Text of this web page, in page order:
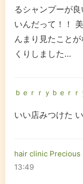
るシャンプーが
いんだって！！
んまり見たこと
くりしました…
ｂｅｒｒｙｂｅｒｒ
いい店みつけた
hair clinic Precious
13:49